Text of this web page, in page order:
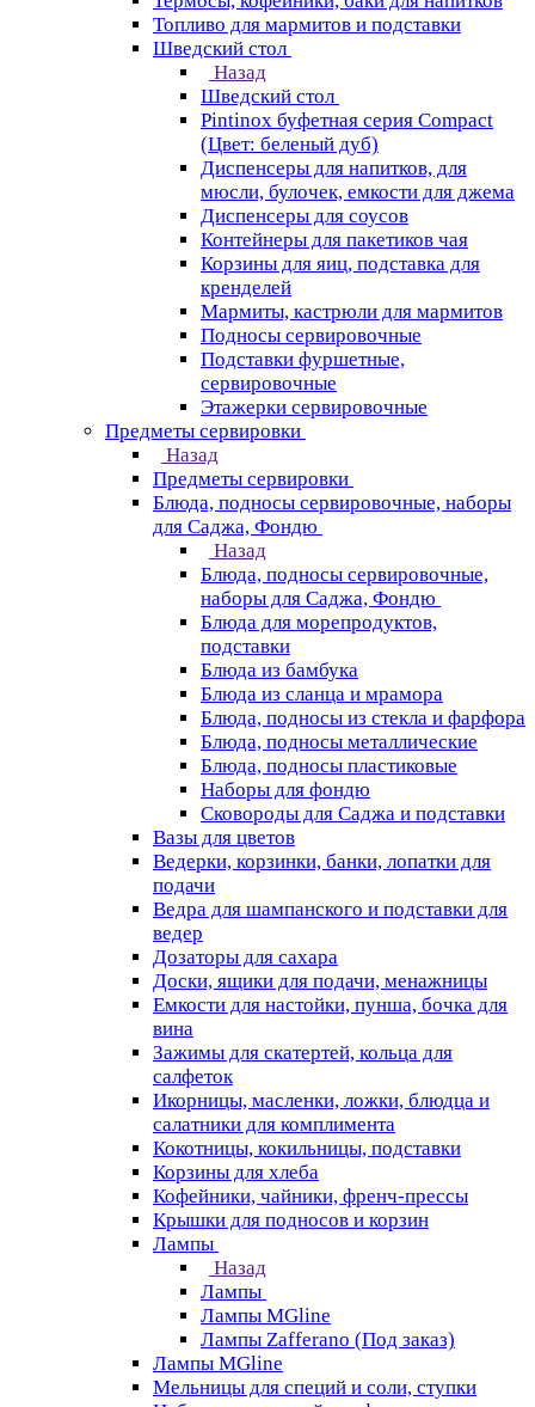
Топливо для мармитов и подставки
Шведский стол
Назад
Шведский стол
Pintinox буфетная серия Compact
(Цвет: беленый дуб)
Диспенсеры для напитков, для
мюсли, булочек, емкости для джема
Диспенсеры для соусов
Контейнеры для пакетиков чая
Корзины для яиц, подставка для
кренделей
Мармиты, кастрюли для мармитов
Подносы сервировочные
Подставки фуршетные,
сервировочные
Этажерки сервировочные
Предметы сервировки
Назад
Предметы сервировки
Блюда, подносы сервировочные, наборы
для Саджа, Фондю
Назад
Блюда, подносы сервировочные,
наборы для Саджа, Фондю
Блюда для морепродуктов,
подставки
Блюда из бамбука
Блюда из сланца и мрамора
Блюда, подносы из стекла и фарфора
Блюда, подносы металлические
Блюда, подносы пластиковые
Наборы для фондю
Сковороды для Саджа и подставки
Вазы для цветов
Ведерки, корзинки, банки, лопатки для
подачи
Ведра для шампанского и подставки для
ведер
Дозаторы для сахара
Доски, ящики для подачи, менажницы
Емкости для настойки, пунша, бочка для
вина
Зажимы для скатертей, кольца для
салфеток
Икорницы, масленки, ложки, блюдца и
салатники для комплимента
Кокотницы, кокильницы, подставки
Корзины для хлеба
Кофейники, чайники, френч-прессы
Крышки для подносов и корзин
Лампы
Назад
Лампы
Лампы MGline
Лампы Zafferano (Под заказ)
Лампы MGline
Мельницы для специй и соли, ступки